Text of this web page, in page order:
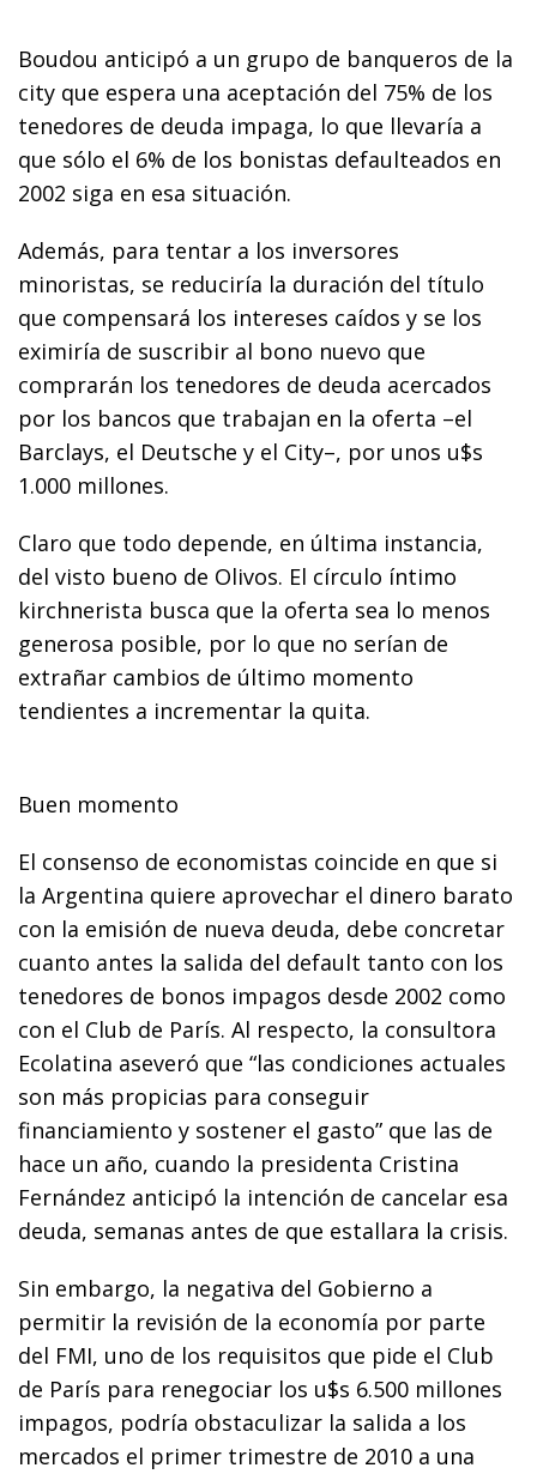
Boudou anticipó a un grupo de banqueros de la
city que espera una aceptación del 75% de los
tenedores de deuda impaga, lo que llevaría a
que sólo el 6% de los bonistas defaulteados en
2002 siga en esa situación.
Además, para tentar a los inversores
minoristas, se reduciría la duración del título
que compensará los intereses caídos y se los
eximiría de suscribir al bono nuevo que
comprarán los tenedores de deuda acercados
por los bancos que trabajan en la oferta –el
Barclays, el Deutsche y el City–, por unos u$s
1.000 millones.
Claro que todo depende, en última instancia,
del visto bueno de Olivos. El círculo íntimo
kirchnerista busca que la oferta sea lo menos
generosa posible, por lo que no serían de
extrañar cambios de último momento
tendientes a incrementar la quita.
Buen momento
El consenso de economistas coincide en que si
la Argentina quiere aprovechar el dinero barato
con la emisión de nueva deuda, debe concretar
cuanto antes la salida del default tanto con los
tenedores de bonos impagos desde 2002 como
con el Club de París. Al respecto, la consultora
Ecolatina aseveró que “las condiciones actuales
son más propicias para conseguir
financiamiento y sostener el gasto” que las de
hace un año, cuando la presidenta Cristina
Fernández anticipó la intención de cancelar esa
deuda, semanas antes de que estallara la crisis.
Sin embargo, la negativa del Gobierno a
permitir la revisión de la economía por parte
del FMI, uno de los requisitos que pide el Club
de París para renegociar los u$s 6.500 millones
impagos, podría obstaculizar la salida a los
mercados el primer trimestre de 2010 a una